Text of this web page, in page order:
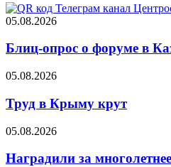
05.08.2026
Блиц-опрос о форуме в
05.08.2026
Труд в Крыму крут
05.08.2026
Наградили за